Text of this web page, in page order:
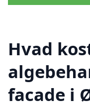
Hvad
facade i